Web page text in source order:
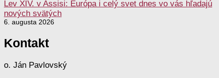
Lev XIV. v Assisi: Európa i celý svet dnes vo vás hľadajú
nových svätých
6. augusta 2026
Kontakt
o. Ján Pavlovský